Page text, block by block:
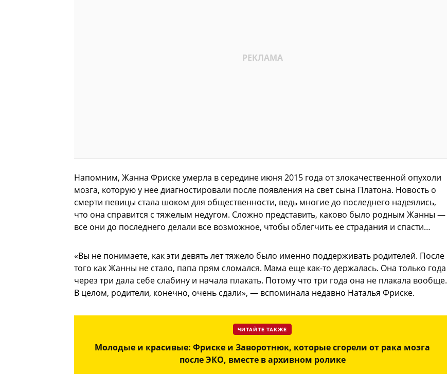
Напомним, Жанна Фриске умерла в середине июня 2015 года от злокачественной опухоли
мозга, которую у нее диагностировали после появления на свет сына Платона. Новость о
смерти певицы стала шоком для общественности, ведь многие до последнего надеялись,
что она справится с тяжелым недугом. Сложно представить, каково было родным Жанны —
все они до последнего делали все возможное, чтобы облегчить ее страдания и спасти…
«Вы не понимаете, как эти девять лет тяжело было именно поддерживать родителей. После
того как Жанны не стало, папа прям сломался. Мама еще как-то держалась. Она только года
через три дала себе слабину и начала плакать. Потому что три года она не плакала вообще.
В целом, родители, конечно, очень сдали», — вспоминала недавно Наталья Фриске.
ЧИТАЙТЕ ТАКЖЕ
Молодые и красивые: Фриске и Заворотнюк, которые сгорели от рака мозга
после ЭКО, вместе в архивном ролике